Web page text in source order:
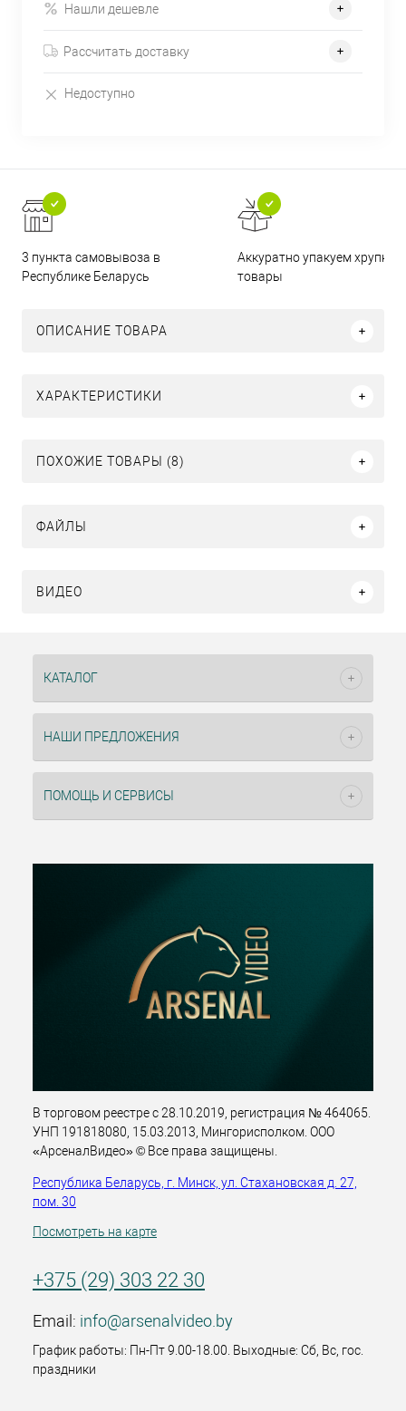
Нашли дешевле
Рассчитать доставку
Недоступно
3 пункта самовывоза в
Республике Беларусь
Аккуратно упакуем хрупкие
товары
ОПИСАНИЕ ТОВАРА
ХАРАКТЕРИСТИКИ
ПОХОЖИЕ ТОВАРЫ (8)
ФАЙЛЫ
ВИДЕО
КАТАЛОГ
НАШИ ПРЕДЛОЖЕНИЯ
ПОМОЩЬ И СЕРВИСЫ
В торговом реестре с 28.10.2019, регистрация № 464065.
УНП 191818080, 15.03.2013, Мингорисполком. ООО
«АрсеналВидео» © Все права защищены.
Республика Беларусь, г. Минск, ул. Стахановская д. 27,
пом. 30
Посмотреть на карте
+375 (29) 303 22 30
Email: info@arsenalvideo.by
График работы: Пн-Пт 9.00-18.00. Выходные: Сб, Вс, гос.
праздники